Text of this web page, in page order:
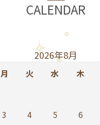
CALENDAR
2026年8月
月 火 水 木
3 4 5 6